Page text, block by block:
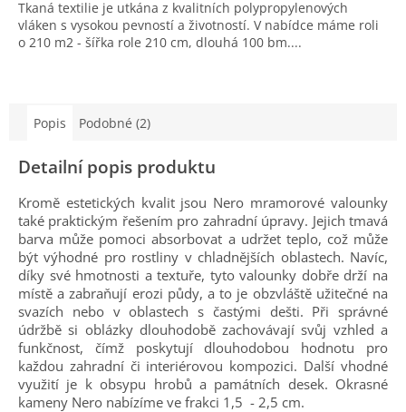
Tkaná textilie je utkána z kvalitních polypropylenových
vláken s vysokou pevností a životností. V nabídce máme roli
o 210 m2 - šířka role 210 cm, dlouhá 100 bm....
Popis Podobné (2)
Detailní popis produktu
Kromě estetických kvalit jsou Nero mramorové valounky
také praktickým řešením pro zahradní úpravy. Jejich tmavá
barva může pomoci absorbovat a udržet teplo, což může
být výhodné pro rostliny v chladnějších oblastech. Navíc,
díky své hmotnosti a textuře, tyto valounky dobře drží na
místě a zabraňují erozi půdy, a to je obzvláště užitečné na
svazích nebo v oblastech s častými dešti. Při správné
údržbě si oblázky dlouhodobě zachovávají svůj vzhled a
funkčnost, čímž poskytují dlouhodobou hodnotu pro
každou zahradní či interiérovou kompozici. Další vhodné
využití je k obsypu hrobů a památních desek. Okrasné
kameny Nero nabízíme ve frakci 1,5 - 2,5 cm.